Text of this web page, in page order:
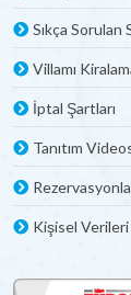
Sıkça Sorulan
Villamı
İptal Şartları
Tanıtım
Kişisel